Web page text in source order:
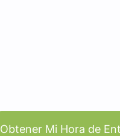
Obtener Mi Hora de